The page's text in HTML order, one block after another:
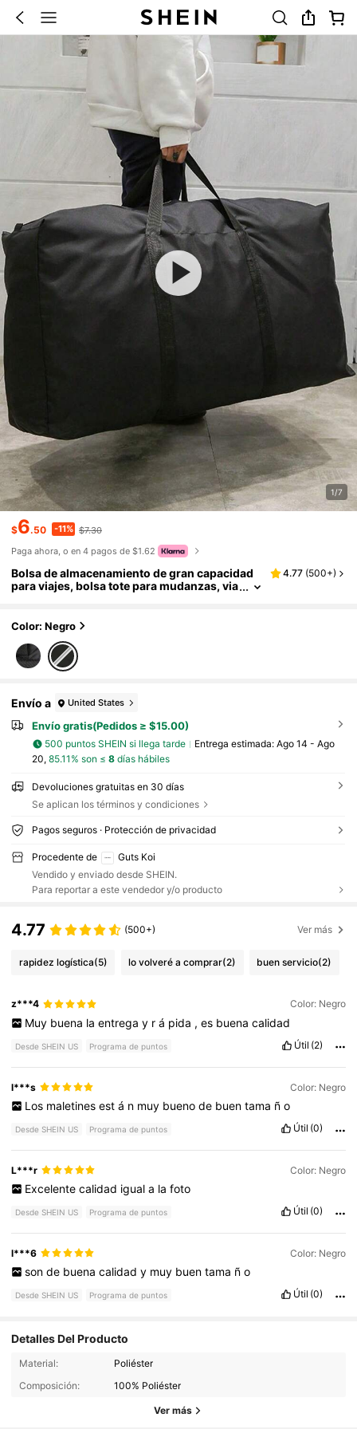
1/7
$6.50 -11% $7.30
Paga ahora, o en 4 pagos de $1.62
Bolsa de almacenamiento de gran capacidad
para viajes, bolsa tote para mudanzas, via
4.77 (500+)
Color: Negro
Envío a United States
Envío gratis(Pedidos ≥ $15.00)
500 puntos SHEIN si llega tarde Entrega estimada: Ago 14 - Ago
20, 85.11% son ≤ 8días hábiles
Devoluciones gratuitas en 30 días
Se aplican los términos y condiciones
Pagos seguros · Protección de privacidad
Procedente de
Guts Koi
Vendido y enviado desde SHEIN.
Para reportar a este vendedor y/o producto
4.77 (500+) Ver más
rapidez logística(5) lo volveré a comprar(2) buen servicio(2)
z***4 Color: Negro
Muy buena la entrega y r á pida , es buena calidad
Desde SHEIN US Programa de puntos Útil (2)
l***s Color: Negro
Los maletines est á n muy bueno de buen tama ñ o
Desde SHEIN US Programa de puntos Útil (0)
L***r Color: Negro
Excelente calidad igual a la foto
Desde SHEIN US Programa de puntos Útil (0)
l***6 Color: Negro
son de buena calidad y muy buen tama ñ o
Desde SHEIN US Programa de puntos Útil (0)
Detalles Del Producto
Material:
Poliéster
Composición:
100% Poliéster
Ver más
5.8K Seguidores